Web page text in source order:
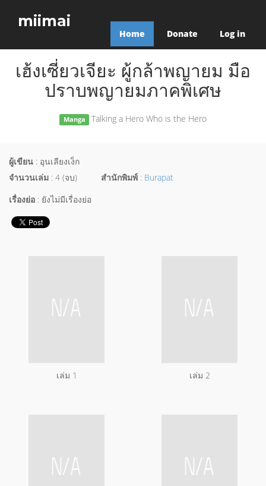
miimai
Home Donate Log in
เฮ้งเซี่ยวเจียะ ผู้กล้าพญายม มือ
ปราบพญายมภาคพิเศษ
Manga Talking a Hero Who is the Hero
ผู้เขียน : อุนเลียงเง็ก
จำนวนเล่ม : 4 (จบ) สำนักพิมพ์ : Burapat
เรื่องย่อ : ยังไม่มีเรื่องย่อ
เล่ม 1 เล่ม 2